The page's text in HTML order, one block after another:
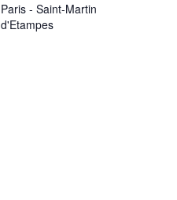
Paris - Saint-Martin
d'Etampes